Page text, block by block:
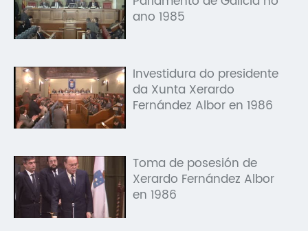
ano 1985
Investidura do presidente
da Xunta Xerardo
Fernández Albor en 1986
Toma de posesión de
Xerardo Fernández Albor
en 1986